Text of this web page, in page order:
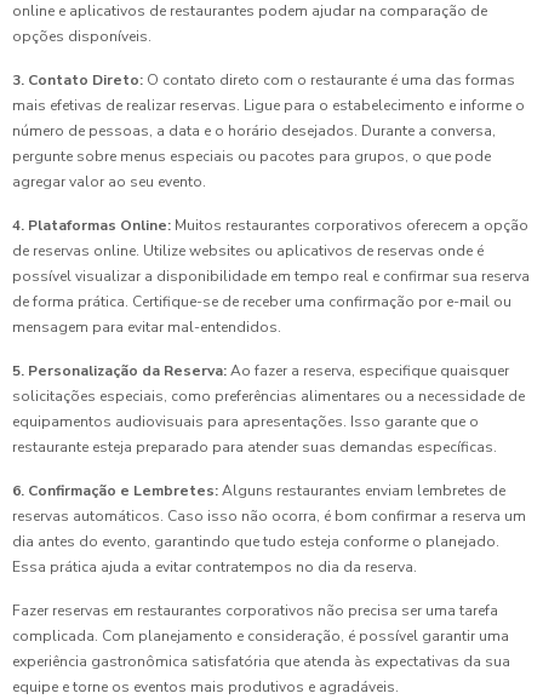
online e aplicativos de restaurantes podem ajudar na comparação de
opções disponíveis.
3. Contato Direto: O contato direto com o restaurante é uma das formas
mais efetivas de realizar reservas. Ligue para o estabelecimento e informe o
número de pessoas, a data e o horário desejados. Durante a conversa,
pergunte sobre menus especiais ou pacotes para grupos, o que pode
agregar valor ao seu evento.
4. Plataformas Online: Muitos restaurantes corporativos oferecem a opção
de reservas online. Utilize websites ou aplicativos de reservas onde é
possível visualizar a disponibilidade em tempo real e confirmar sua reserva
de forma prática. Certifique-se de receber uma confirmação por e-mail ou
mensagem para evitar mal-entendidos.
5. Personalização da Reserva:Ao fazer a reserva, especifique quaisquer
solicitações especiais, como preferências alimentares ou a necessidade de
equipamentos audiovisuais para apresentações. Isso garante que o
restaurante esteja preparado para atender suas demandas específicas.
6. Confirmação e Lembretes:Alguns restaurantes enviam lembretes de
reservas automáticos. Caso isso não ocorra, é bom confirmar a reserva um
dia antes do evento, garantindo que tudo esteja conforme o planejado.
Essa prática ajuda a evitar contratempos no dia da reserva.
Fazer reservas em restaurantes corporativos não precisa ser uma tarefa
complicada. Com planejamento e consideração, é possível garantir uma
experiência gastronômica satisfatória que atenda às expectativas da sua
equipe e torne os eventos mais produtivos e agradáveis.